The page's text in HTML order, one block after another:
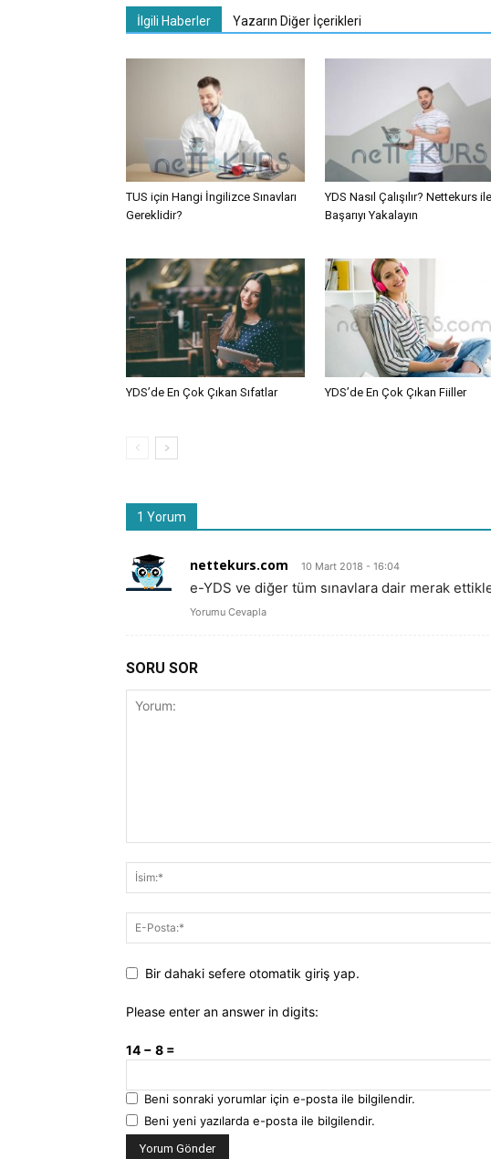
İlgili Haberler Yazarın Diğer İçerikleri
TUS için Hangi İngilizce Sınavları
Gereklidir?
YDS Nasıl Çalışılır? Nettekurs ile
Başarıyı Yakalayın
YDS’de En Çok Çıkan Sıfatlar YDS’de En Çok Çıkan Fiiller
1 Yorum
nettekurs.com 10 Mart 2018 - 16:04
e-YDS ve diğer tüm sınavlara dair merak
Yorumu Cevapla
SORU SOR
Bir dahaki sefere otomatik giriş yap.
Please enter an answer in digits:
14 − 8 =
Beni sonraki yorumlar için e-posta ile bilgilendir.
Beni yeni yazılarda e-posta ile bilgilendir.